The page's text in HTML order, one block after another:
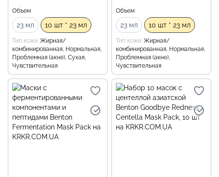
Объем
23 мл 10 шт * 23 мл
Тип кожи Жирная/
комбинированная, Нормальная,
Проблемная (акне), Сухая,
Чувствительная
Объем
23 мл 10 шт * 23 мл
Тип кожи Жирная/
комбинированная, Нормальная,
Проблемная (акне),
Чувствительная